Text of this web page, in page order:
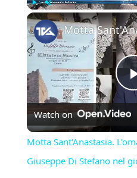
Play Unmute
Watch on
Motta Sant'Anastasia.
Giuseppe Di Stefano nel